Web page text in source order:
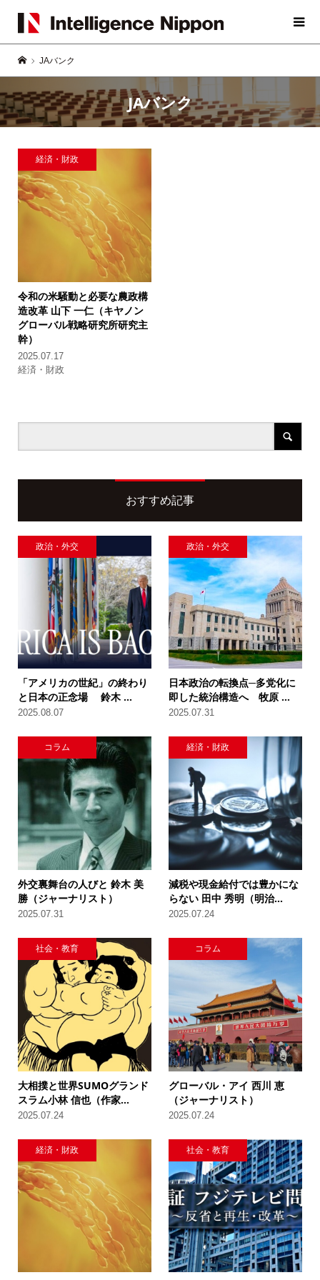
JAバンク
JAバンク
経済・財政
令和の米騒動と必要な農政構
造改革山下 一仁（キヤノン
グローバル戦略研究所研究主
幹）
2025.07.17
経済・財政
おすすめ記事
政治・外交
「アメリカの世紀」の終わり
と日本の正念場 鈴木 ...
2025.08.07
政治・外交
日本政治の転換点─多党化に
即した統治構造へ 牧原 ...
2025.07.31
コラム
外交裏舞台の人びと 鈴木 美
勝（ジャーナリスト）
2025.07.31
経済・財政
減税や現金給付では豊かにな
らない 田中 秀明（明治...
2025.07.24
社会・教育
大相撲と世界SUMOグランド
スラム小林 信也（作家...
2025.07.24
コラム
グローバル・アイ 西川 恵
（ジャーナリスト）
2025.07.24
経済・財政 社会・教育